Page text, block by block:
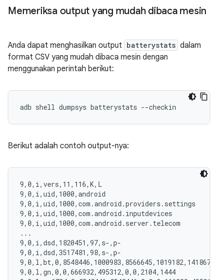
Memeriksa output yang mudah dibaca mesin
Anda dapat menghasilkan output batterystats dalam
format CSV yang mudah dibaca mesin dengan
menggunakan perintah berikut:
Berikut adalah contoh output-nya:
9,0,i,vers,11,116,K,L
9,0,i,uid,1000,android
9,0,i,uid,1000,com.android.providers.settings
9,0,i,uid,1000,com.android.inputdevices
9,0,i,uid,1000,com.android.server.telecom
...
9,0,i,dsd,1820451,97,s-,p-
9,0,i,dsd,3517481,98,s-,p-
9,0,l,gn,0,0,666932,495312,0,0,2104,1444